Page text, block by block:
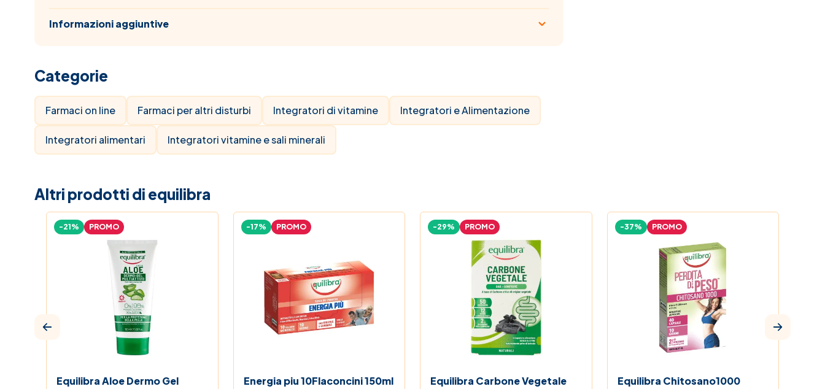
Informazioni aggiuntive
Categorie
Farmaci on line Farmaci per altri disturbi Integratori di vitamine Integratori e Alimentazione
Integratori alimentari Integratori vitamine e sali minerali
Altri prodotti di equilibra
Equilibra Aloe Dermo Gel
-21% PROMO
Energia piu 10Flaconcini 150ml
-17% PROMO
Equilibra Carbone Vegetale
-29% PROMO
Equilibra Chitosano1000
-37% PROMO